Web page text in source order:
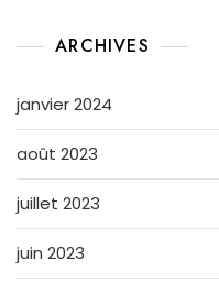
ARCHIVES
janvier 2024
août 2023
juillet 2023
juin 2023